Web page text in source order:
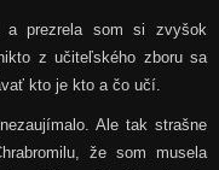
a prezrela som si zvyšok
z učiteľského zboru sa
kto je kto a čo učí.
Ale tak strašne
že som musela